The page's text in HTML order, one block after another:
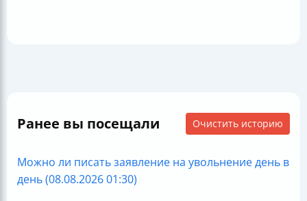
Ранее вы посещали Очистить историю
Можно ли писать заявление на увольнение день в
день (08.08.2026 01:30)